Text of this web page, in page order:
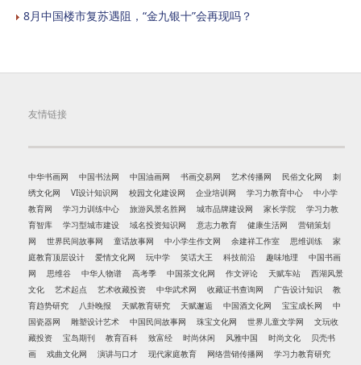
8月中国楼市复苏遇阻，“金九银十”会再现吗？
友情链接
中华书画网 中国书法网 中国油画网 书画交易网 艺术传播网 民俗文化网
刺
绣文化网
VI设计知识网 校园文化建设网 企业培训网 学习力教育中心
中小学
教育网
学习力训练中心 旅游风景名胜网 城市品牌建设网 家长学院
学习力教
育智库
学习型城市建设 域名投资知识网 意志力教育 健康生活网
营销策划
网
世界民间故事网 童话故事网 中小学生作文网 余建祥工作室 思维训练
家
庭教育顶层设计
爱情文化网 玩中学 笑话大王 科技前沿 趣味地理
中国书画
网
思维谷 中华人物谱 高考季 中国茶文化网 作文评论 天赋车站
西湖风景
文化
艺术起点 艺术收藏投资 中华武术网 收藏证书查询网 广告设计知识
教
育趋势研究
八卦晚报 天赋教育研究 天赋邂逅 中国酒文化网 宝宝成长网
中
国瓷器网
雕塑设计艺术 中国民间故事网 珠宝文化网 世界儿童文学网
文玩收
藏投资
宝岛期刊 教育百科 致富经 时尚休闲 风雅中国 时尚文化
贝壳书
画
戏曲文化网 演讲与口才 现代家庭教育 网络营销传播网
学习力教育研究